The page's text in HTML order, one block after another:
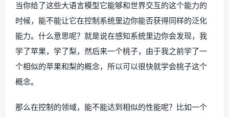
当你给了这些大语言模型它能够和世界交互的这个能力的
时候，能不能让它在控制系统里边你能否获得同样的泛化
能力。什么意思呢？就是说在感知系统里边你会发现，我
学了苹果，学了梨，然后来一个桃子，由于我之前学了一
个相似的苹果和梨的概念，所以可以很快就学会桃子这个
概念。
那么在控制的领域，能不能达到相似的性能呢？比如一个